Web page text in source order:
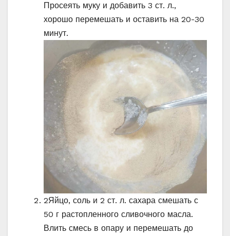
Просеять муку и добавить 3 ст. л.,
хорошо перемешать и оставить на 20-30
минут.
2Яйцо, соль и 2 ст. л. сахара смешать с
50 г растопленного сливочного масла.
Влить смесь в опару и перемешать до